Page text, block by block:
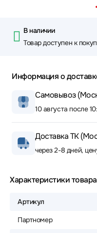
В наличии
Товар доступен к
Информация о
Самовывоз
10 августа после
Доставка ТК
через 2-8 дней,
Характеристики товара
Артикул
Партномер